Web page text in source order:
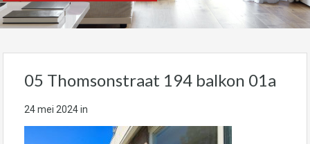
05 Thomsonstraat 194 balkon 01a
24 mei 2024in